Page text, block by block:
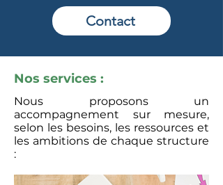
Contact
Nos services :
Nous proposons un
accompagnement sur mesure,
selon les besoins, les ressources et
les ambitions de chaque structure
: